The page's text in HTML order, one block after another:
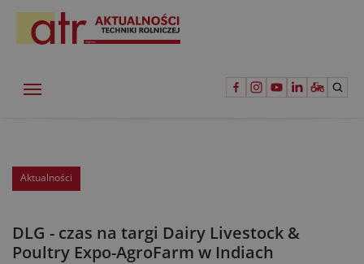
Aktualności
DLG - czas na targi Dairy Livestock &
Poultry Expo-AgroFarm w Indiach